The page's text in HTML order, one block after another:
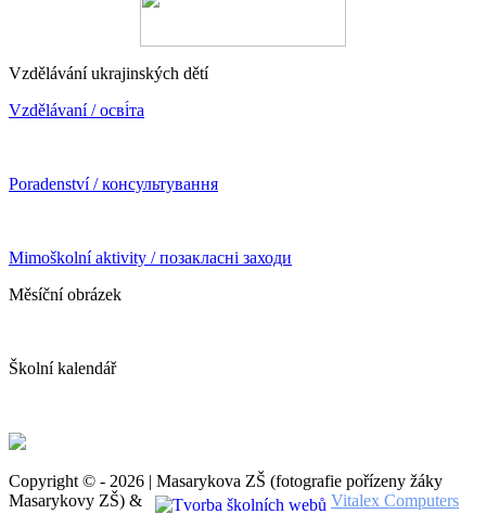
Vzdělávání ukrajinských dětí
Vzdělávaní / осві́та
Poradenství / консультування
Mimoškolní aktivity / позакласні заходи
Měsíční obrázek
Školní kalendář
Copyright © - 2026 | Masarykova ZŠ (fotografie pořízeny žáky
Masarykovy ZŠ) &
Vitalex Computers